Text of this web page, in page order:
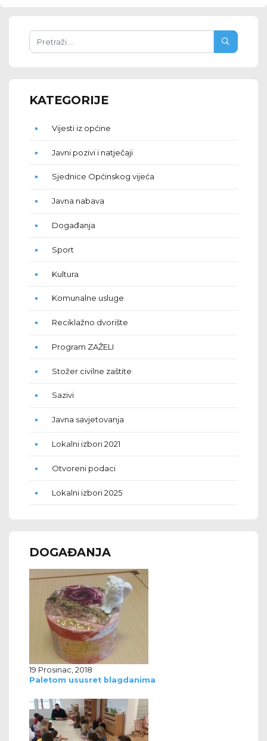
KATEGORIJE
Vijesti iz općine
Javni pozivi i natječaji
Sjednice Općinskog vijeća
Javna nabava
Događanja
Sport
Kultura
Komunalne usluge
Reciklažno dvorište
Program ZAŽELI
Stožer civilne zaštite
Sazivi
Javna savjetovanja
Lokalni izbori 2021
Otvoreni podaci
Lokalni izbori 2025
DOGAĐANJA
19 Prosinac, 2018
Paletom ususret blagdanima